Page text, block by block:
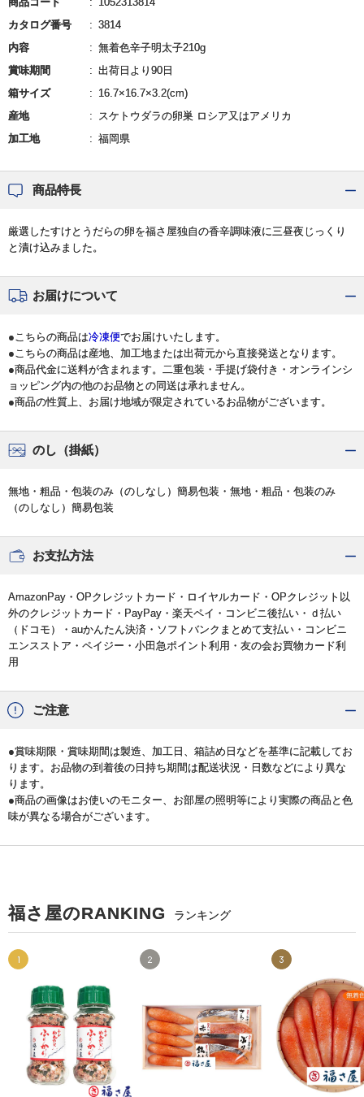
カタログ番号
3814
内容
無着色辛子明太子210g
賞味期間
出荷日より90日
箱サイズ
16.7×16.7×3.2(cm)
産地
スケトウダラの卵巣 ロシア又はアメリカ
加工地
福岡県
商品特長
厳選したすけとうだらの卵を福さ屋独自の香辛調味液に三昼夜じっくり
と漬け込みました。
お届けについて
●こちらの商品は冷凍便でお届けいたします。
●こちらの商品は産地、加工地または出荷元から直接発送となります。
●商品代金に送料が含まれます。二重包装・手提げ袋付き・オンラインシ
ョッピング内の他のお品物との同送は承れません。
●商品の性質上、お届け地域が限定されているお品物がございます。
のし（掛紙）
無地・粗品・包装のみ（のしなし）簡易包装・無地・粗品・包装のみ
（のしなし）簡易包装
お支払方法
AmazonPay・OPクレジットカード・ロイヤルカード・OPクレジット以
外のクレジットカード・PayPay・楽天ペイ・コンビニ後払い・ｄ払い
（ドコモ）・auかんたん決済・ソフトバンクまとめて支払い・コンビニ
エンスストア・ペイジー・小田急ポイント利用・友の会お買物カード利
用
ご注意
●賞味期限・賞味期間は製造、加工日、箱詰め日などを基準に記載してお
ります。お品物の到着後の日持ち期間は配送状況・日数などにより異な
ります。
●商品の画像はお使いのモニター、お部屋の照明等により実際の商品と色
味が異なる場合がございます。
福さ屋のRANKING ランキング
1 2 3